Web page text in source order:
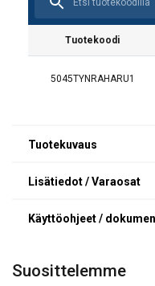
Tuotekoodi
5045TYNRAHARU1
Materiaali:
Merkintä:
Huomautus:
Suosittelemme